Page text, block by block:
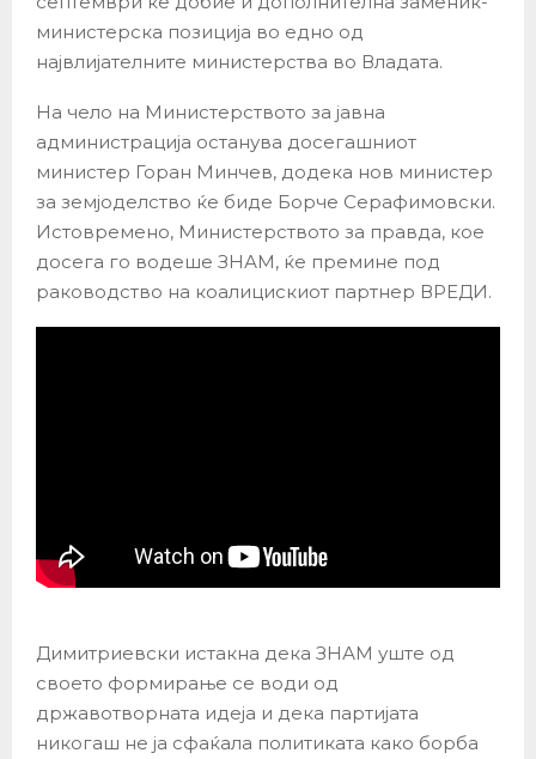
министерска позиција во едно од
највлијателните министерства во Владата.
На чело на Министерството за јавна
администрација останува досегашниот
министер Горан Минчев, додека нов министер
за земјоделство ќе биде Борче Серафимовски.
Истовремено, Министерството за правда, кое
досега го водеше ЗНАМ, ќе премине под
раководство на коалицискиот партнер ВРЕДИ.
Димитриевски истакна дека ЗНАМ уште од
своето формирање се води од
државотворната идеја и дека партијата
никогаш не ја сфаќала политиката како борба